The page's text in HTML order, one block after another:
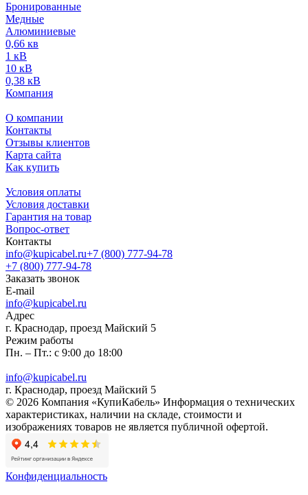
Бронированные
Медные
Алюминиевые
0,66 кв
1 кВ
10 кВ
0,38 кВ
Компания
О компании
Контакты
Отзывы клиентов
Карта сайта
Как купить
Условия оплаты
Условия доставки
Гарантия на товар
Вопрос-ответ
Контакты
info@kupicabel.ru+7 (800) 777-94-78
+7 (800) 777-94-78
Заказать звонок
E-mail
info@kupicabel.ru
Адрес
г. Краснодар, проезд Майский 5
Режим работы
Пн. – Пт.: с 9:00 до 18:00
info@kupicabel.ru
г. Краснодар, проезд Майский 5
© 2026 Компания «КупиКабель» Информация о технических
характеристиках, наличии на складе, стоимости и
изображениях товаров не является публичной офертой.
Конфиденциальность